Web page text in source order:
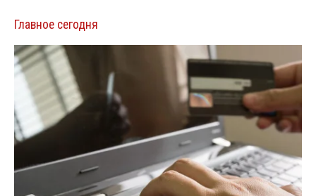
Главное сегодня